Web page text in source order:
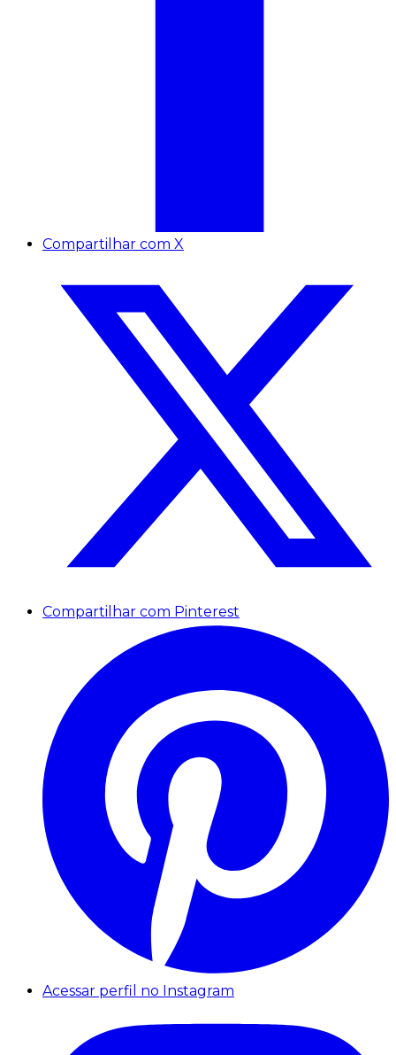
Compartilhar com X
Compartilhar com Pinterest
Acessar perfil no Instagram